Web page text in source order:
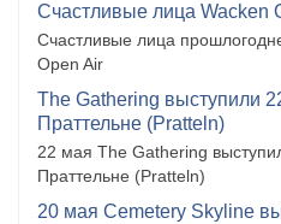
Счастливые лица Wacken
Счастливые лица
Open Air
The Gathering выступили
Праттельне (Pratteln)
22 мая The Gathering
Праттельне (Pratteln)
20 мая Cemetery Skyline